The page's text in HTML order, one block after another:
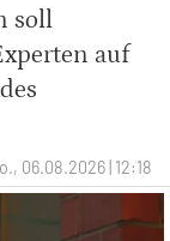
soll
auf
06.08.2026 | 12:18